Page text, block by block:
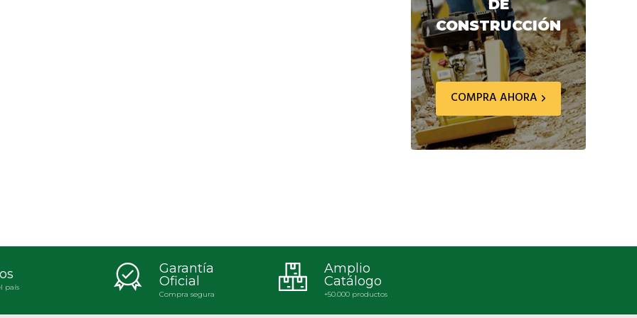
DE
CONSTRUCCIÓN
COMPRA AHORA
país
Garantía
Oficial
Compra segura
Amplio
Catálogo
+50.000 productos